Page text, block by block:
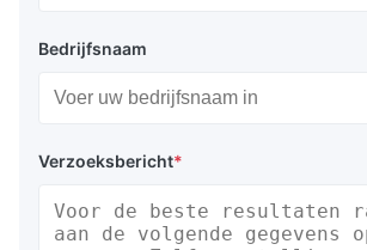
Bedrijfsnaam
Verzoeksbericht*